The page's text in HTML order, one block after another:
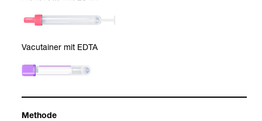
Vacu­tai­ner mit EDTA
Methode